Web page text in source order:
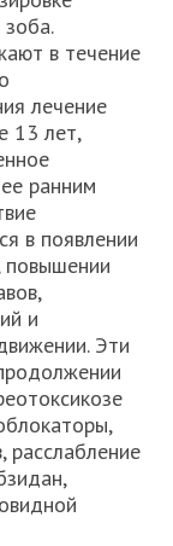
в течение
лечение
13 лет,
ранним
в появлении
повышении
и
Эти
расслабление